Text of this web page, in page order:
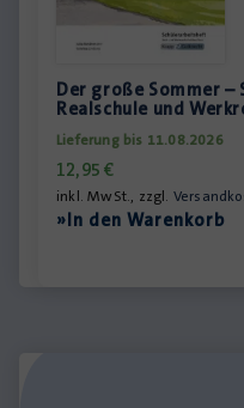
Der große Sommer
Realschule und
Lieferung bis 11.08.2026
12,95€
inkl. MwSt., zzgl.
»In den Warenkorb